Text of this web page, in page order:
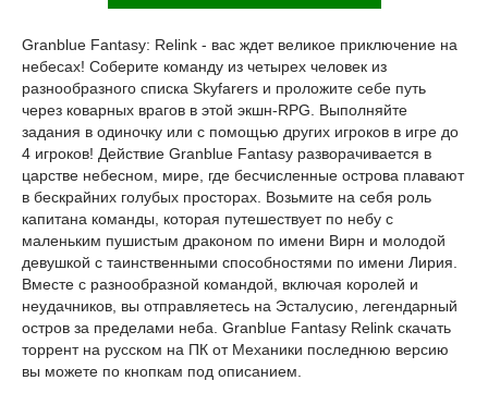
Granblue Fantasy: Relink - вас ждет великое приключение на
небесах! Соберите команду из четырех человек из
разнообразного списка Skyfarers и проложите себе путь
через коварных врагов в этой экшн-RPG. Выполняйте
задания в одиночку или с помощью других игроков в игре до
4 игроков! Действие Granblue Fantasy разворачивается в
царстве небесном, мире, где бесчисленные острова плавают
в бескрайних голубых просторах. Возьмите на себя роль
капитана команды, которая путешествует по небу с
маленьким пушистым драконом по имени Вирн и молодой
девушкой с таинственными способностями по имени Лирия.
Вместе с разнообразной командой, включая королей и
неудачников, вы отправляетесь на Эсталусию, легендарный
остров за пределами неба. Granblue Fantasy Relink скачать
торрент на русском на ПК от Механики последнюю версию
вы можете по кнопкам под описанием.